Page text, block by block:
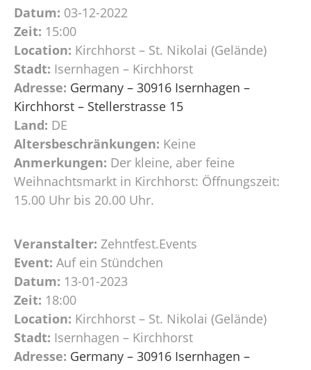
Datum: 03-12-2022
Zeit: 15:00
Location: Kirchhorst – St. Nikolai (Gelände)
Stadt: Isernhagen – Kirchhorst
Adresse: Germany – 30916 Isernhagen –
Kirchhorst – Stellerstrasse 15
Land: DE
Altersbeschränkungen: Keine
Anmerkungen: Der kleine, aber feine
Weihnachtsmarkt in Kirchhorst: Öffnungszeit:
15.00 Uhr bis 20.00 Uhr.
Veranstalter: Zehntfest.Events
Event: Auf ein Stündchen
Datum: 13-01-2023
Zeit: 18:00
Location: Kirchhorst – St. Nikolai (Gelände)
Stadt: Isernhagen – Kirchhorst
Adresse: Germany – 30916 Isernhagen –